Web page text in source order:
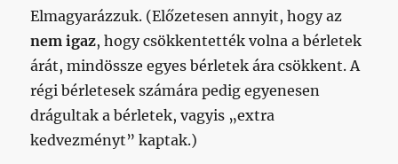
Elmagyarázzuk. (Előzetesen annyit, hogy az
nem igaz, hogy csökkentették volna a bérletek
árát, mindössze egyes bérletek ára csökkent. A
régi bérletesek számára pedig egyenesen
drágultak a bérletek, vagyis „extra
kedvezményt” kaptak.)